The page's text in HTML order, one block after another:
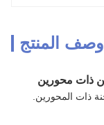
وصف المنتج